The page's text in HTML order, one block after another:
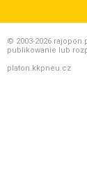
© 2003-2026
publikowanie lub
platon.kkpneu.cz